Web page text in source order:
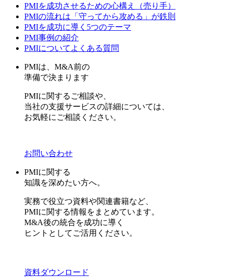
PMIを成功させるための心構え（売り手）
PMIの流れは「守ってから攻める」が鉄則
PMIを成功に導く5つのテーマ
PMI事例の紹介
PMIについてよくある質問
PMIは、M&A前の
準備で決まります
PMIに関するご相談や、
当社の支援サービスの詳細については、
お気軽にご相談ください。
お問い合わせ
PMIに関する
知識を深めたい方へ。
実務で役立つ資料や関連書籍など、
PMIに関する情報をまとめています。
M&A後の統合を成功に導く
ヒントとしてご活用ください。
資料ダウンロード